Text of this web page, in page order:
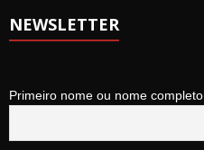
NEWSLETTER
Primeiro nome ou nome completo